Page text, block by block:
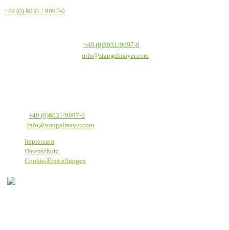
+49 (0) 8031 / 9097-0
+49 (0)8031/9097-0
info@stangelmayer.com
+49 (0)8031/9097-0
info@stangelmayer.com
Impressum
Datenschutz
Cookie-Einstellungen